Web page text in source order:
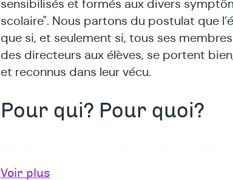
sensibilisés et formés aux divers
scolaire". Nous partons du postulat que
que si, et seulement si, tous ses
des directeurs aux élèves, se portent
et reconnus dans leur vécu.
Pour qui? Pour quoi?
Voir plus